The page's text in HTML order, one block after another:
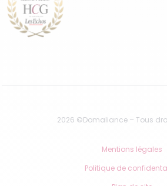
2026 ©Domaliance – Tous
Mentions légales
Politique de